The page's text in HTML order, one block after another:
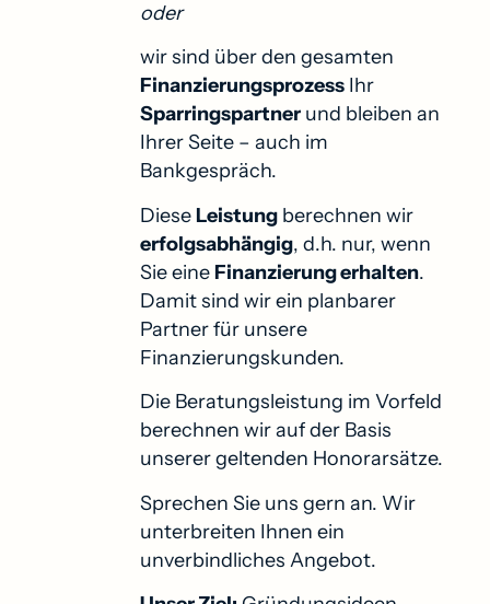
oder
wir sind über den gesamten
Finanzierungsprozess Ihr
Sparringspartner und bleiben an
Ihrer Seite – auch im
Bankgespräch.
DieseLeistung berechnen wir
erfolgsabhängig, d.h. nur, wenn
Sie eineFinanzierung erhalten.
Damit sind wir ein planbarer
Partner für unsere
Finanzierungskunden.
Die Beratungsleistung im Vorfeld
berechnen wir auf der Basis
unserer geltenden Honorarsätze.
Sprechen Sie uns gern an. Wir
unterbreiten Ihnen ein
unverbindliches Angebot.